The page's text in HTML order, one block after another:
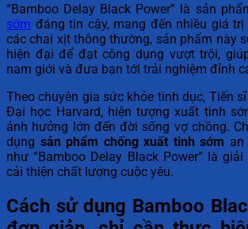
“Bamboo Delay Black Power” là sản
sớm đáng tin cậy, mang đến nhiều giá trị
các chai xịt thông thường, sản phẩm này
hiện đại để đạt công dụng vượt trội,
nam giới và đưa bạn tới trải nghiệm đỉnh
Theo chuyên gia sức khỏe tình dục, Tiến
Đại học Harvard, hiện tượng xuất tinh
ảnh hưởng lớn đến đời sống vợ chồng.
dụng sản phẩm chống xuất tinh sớm
như “Bamboo Delay Black Power” là
cải thiện chất lượng cuộc yêu.
Cách sử dụng Bamboo